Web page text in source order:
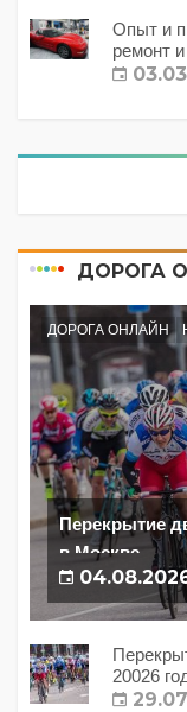
Опыт и
ремонт
ДОРОГА
ДОРОГА ОНЛАЙН
Перекрытие
в Москве
20026